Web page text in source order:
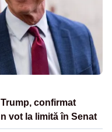
confirmat
vot la limită în Senat